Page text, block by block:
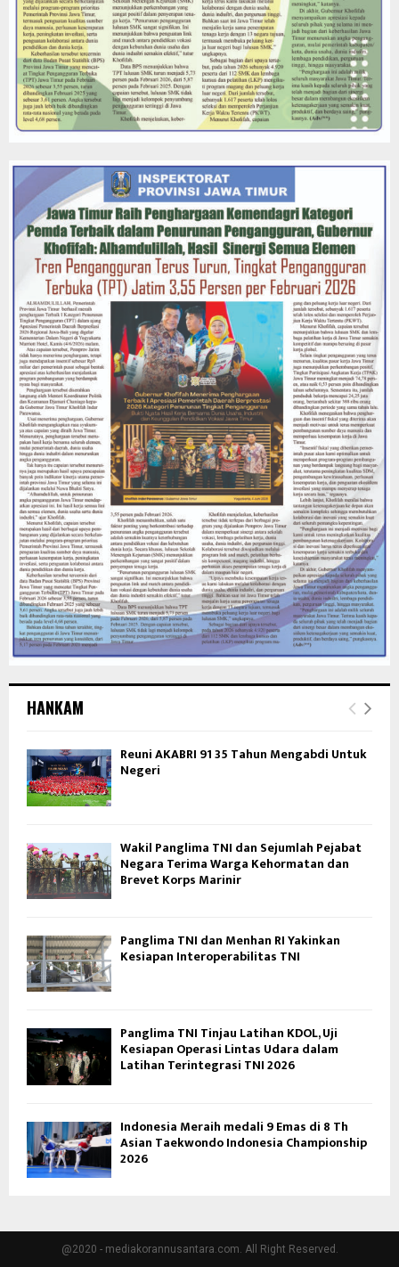
HANKAM
Reuni AKABRI 91 35 Tahun Mengabdi Untuk
Negeri
Wakil Panglima TNI dan Sejumlah Pejabat
Negara Terima Warga Kehormatan dan
Brevet Korps Marinir
Panglima TNI dan Menhan RI Yakinkan
Kesiapan Interoperabilitas TNI
Panglima TNI Tinjau Latihan KDOL, Uji
Kesiapan Operasi Lintas Udara dalam
Latihan Terintegrasi TNI 2026
Indonesia Meraih medali 9 Emas di 8 Th
Asian Taekwondo Indonesia Championship
2026
@2020 - mediakorannusantara.com. All Right Reserved.